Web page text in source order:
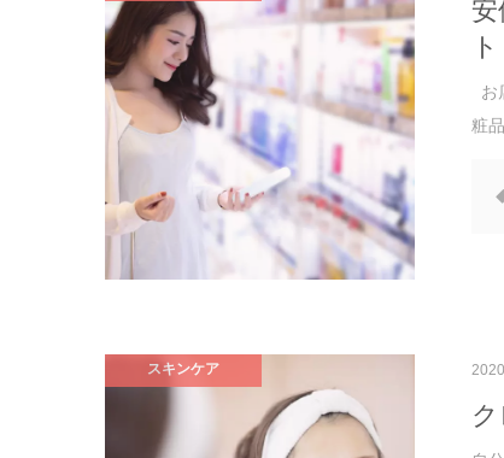
ト
お
粧
スキンケア